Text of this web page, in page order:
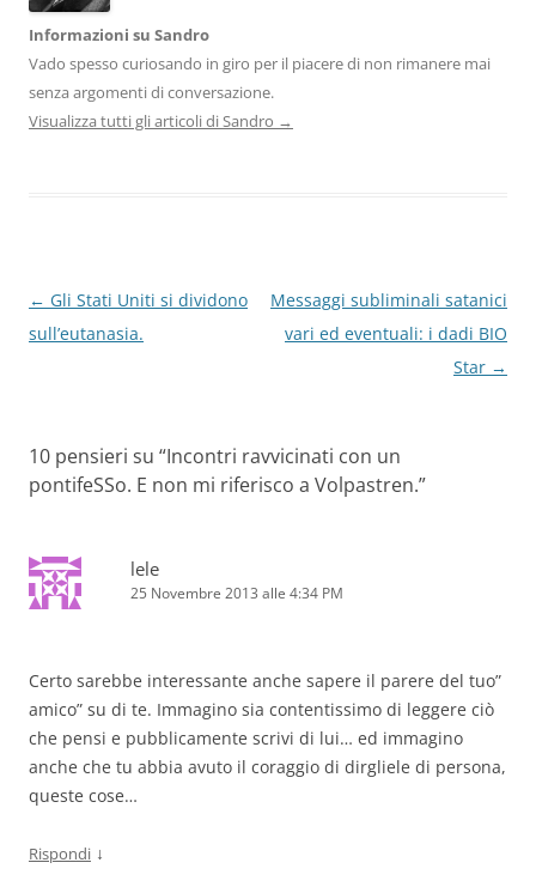
Informazioni su Sandro
Vado spesso curiosando in giro per il piacere di non rimanere mai
senza argomenti di conversazione.
Visualizza tutti gli articoli di Sandro →
Navigazione
articolo
← Gli Stati Uniti si dividono
sull’eutanasia.
Messaggi subliminali satanici
vari ed eventuali: i dadi BIO
Star →
10 pensieri su “Incontri ravvicinati con un
pontifeSSo. E non mi riferisco a Volpastren.”
lele
25 Novembre 2013 alle 4:34 PM
Certo sarebbe interessante anche sapere il parere del tuo”
amico” su di te. Immagino sia contentissimo di leggere ciò
che pensi e pubblicamente scrivi di lui… ed immagino
anche che tu abbia avuto il coraggio di dirgliele di persona,
queste cose…
Rispondi ↓